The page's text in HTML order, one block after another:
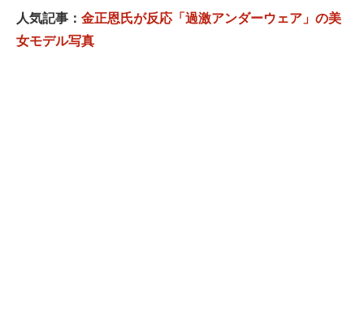
人気記事： 金正恩氏が反応「過激アンダーウェア」の美
女モデル写真